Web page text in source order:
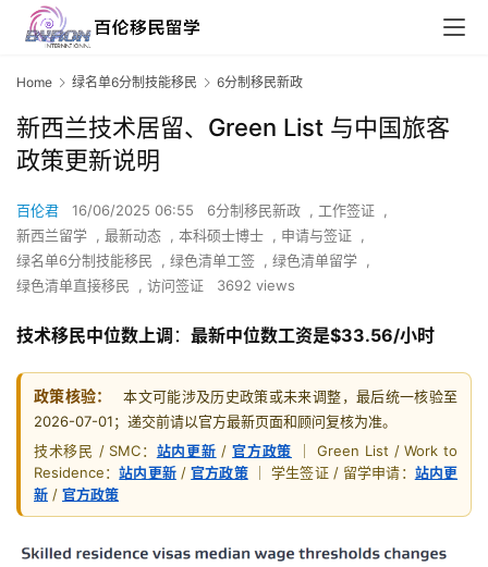
Home 绿名单6分制技能移民 6分制移民新政
新西兰技术居留、Green List 与中国旅客
政策更新说明
百伦君 16/06/2025 06:55 6分制移民新政 , 工作签证 ,
新西兰留学 , 最新动态 , 本科硕士博士 , 申请与签证 ,
绿名单6分制技能移民
, 绿色清单工签 , 绿色清单留学 ,
绿色清单直接移民
, 访问签证 3692 views
技术移民中位数上调 ： 最新中位数工资是$33.56/小时
政策核验：
本文可能涉及历史政策或未来调整，最后统一核验至
2026-07-01；递交前请以官方最新页面和顾问复核为准。
技术移民 / SMC： 站内更新 /官方政策 ｜ Green List / Work to
Residence：站内更新/官方政策｜ 学生签证 / 留学申请： 站内更
新 / 官方政策